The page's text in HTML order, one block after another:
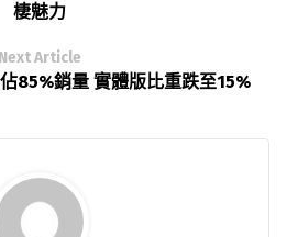
棲魅力
Next Article
85%銷量 實體版比重跌至15%